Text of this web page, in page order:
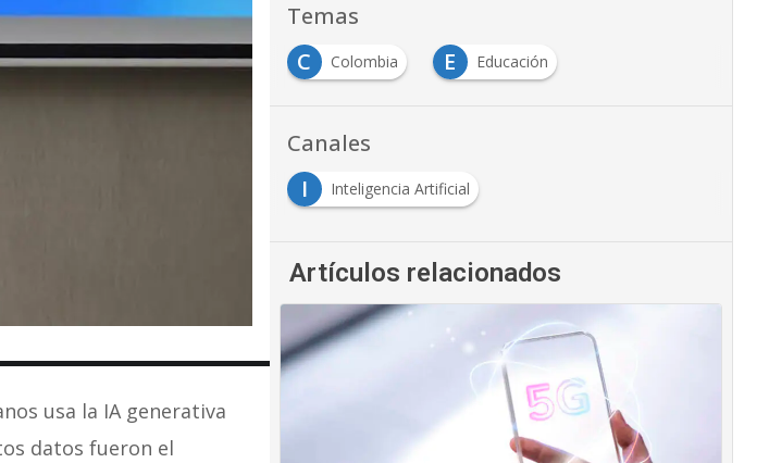
usa la IA generativa
datos fueron el
Temas
C
Colombia E Educación
Canales
I
Inteligencia Artificial
Artículos relacionados